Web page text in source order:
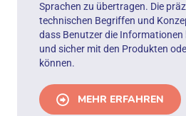
Sprachen zu übertragen. Die
technischen Begriffen und
dass Benutzer die Informationen
und sicher mit den Produkten
können.
MEHR ERFAHREN